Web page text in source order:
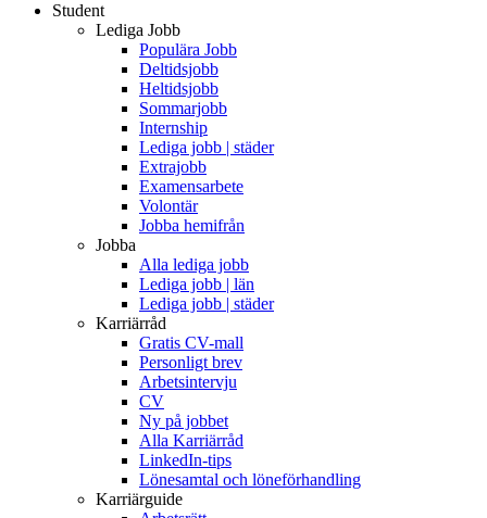
Student
Lediga Jobb
Populära Jobb
Deltidsjobb
Heltidsjobb
Sommarjobb
Internship
Lediga jobb | städer
Extrajobb
Examensarbete
Volontär
Jobba hemifrån
Jobba
Alla lediga jobb
Lediga jobb | län
Lediga jobb | städer
Karriärråd
Gratis CV-mall
Personligt brev
Arbetsintervju
CV
Ny på jobbet
Alla Karriärråd
LinkedIn-tips
Lönesamtal och löneförhandling
Karriärguide